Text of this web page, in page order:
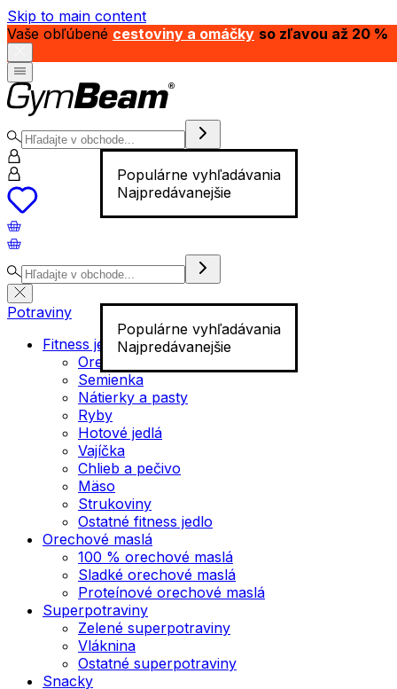
Skip to main content
Vaše obľúbené cestoviny a omáčky so zľavou až 20 %
Populárne vyhľadávania
Najpredávanejšie
Populárne vyhľadávania
Najpredávanejšie
Potraviny
Fitness jedlo
Orechy
Semienka
Nátierky a pasty
Ryby
Hotové jedlá
Vajíčka
Chlieb a pečivo
Mäso
Strukoviny
Ostatné fitness jedlo
Orechové maslá
100 % orechové maslá
Sladké orechové maslá
Proteínové orechové maslá
Superpotraviny
Zelené superpotraviny
Vláknina
Ostatné superpotraviny
Snacky